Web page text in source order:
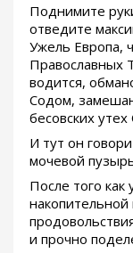
Поднимите
отведите
Ужель Европа,
Православных
водится,
Содом,
бесовских
И тут он
мочевой
После того
и прочно